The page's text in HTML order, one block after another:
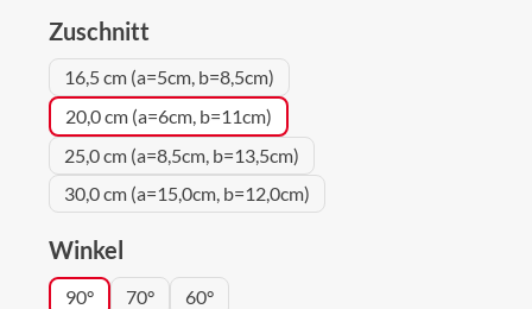
Zuschnitt
16,5 cm (a=5cm, b=8,5cm)
20,0 cm (a=6cm, b=11cm)
25,0 cm (a=8,5cm, b=13,5cm)
30,0 cm (a=15,0cm, b=12,0cm)
Winkel
90° 70° 60°